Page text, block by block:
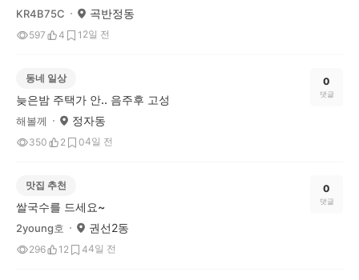
KR4B75C 곡반정동
597 4 1 2일 전
동네 일상
늦은밤 주택가 안.. 음주후 고성
해볼께 정자동
350 2 04일 전
0
댓글
맛집 추천
쌀국수를 드세요~
2young호 권선2동
296 12 44일 전
0
댓글